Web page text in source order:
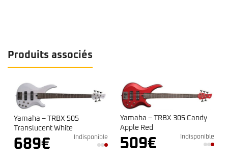
Produits associés
Yamaha – TRBX 505
Translucent White
689€ Indisponible
Yamaha – TRBX 305 Candy
Apple Red
509€ Indisponible